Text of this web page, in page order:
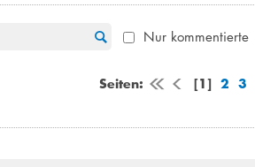
Nur kommentierte
Seiten: [1] 2 3